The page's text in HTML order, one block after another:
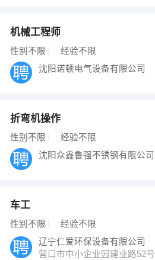
机械工程师
性别不限 经验不限
沈阳诺顿电气设备有限公司
折弯机操作
性别不限 经验不限
沈阳众鑫鲁强不锈钢有限公司
车工
性别不限 经验不限
辽宁仁爱环保设备有限公司
营口市中小企业园建业路52号